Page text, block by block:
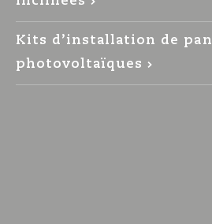
Kits d’installation de
photovoltaïques